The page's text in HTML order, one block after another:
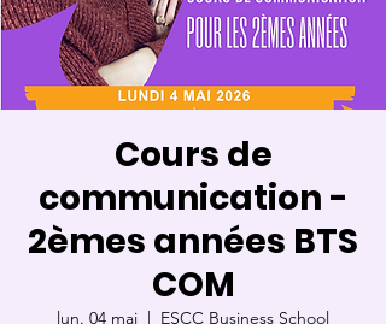
Cours de
communication -
2èmes années BTS
COM
lun. 04 mai
  |
ESCC Business School